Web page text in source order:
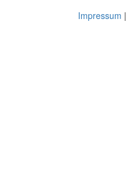
Impressum |